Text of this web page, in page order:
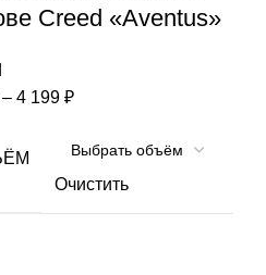
Creed «Aventus»
– 4 199 ₽
Очистить